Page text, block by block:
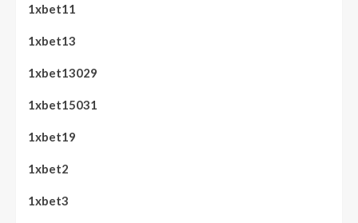
1xbet11
1xbet13
1xbet13029
1xbet15031
1xbet19
1xbet2
1xbet3